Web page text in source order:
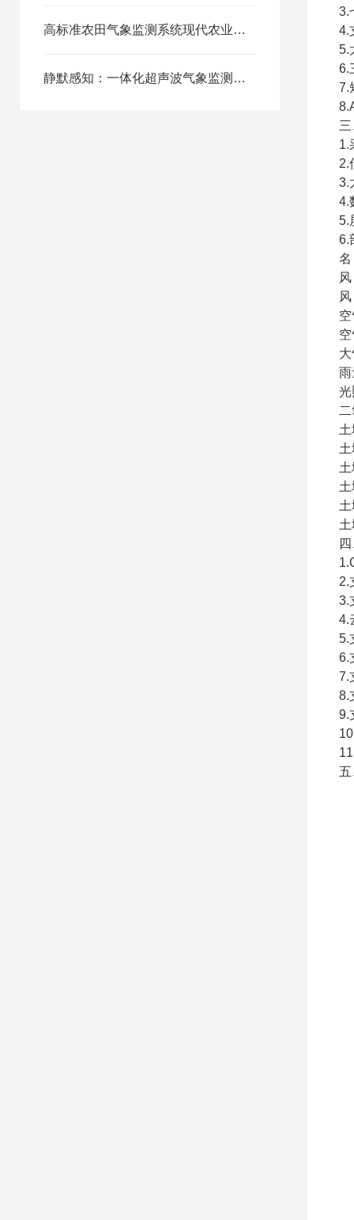
高标准农田气象监测系统现代农业的“智慧天眼”
静默感知：一体化超声波气象监测站的技术进化论
3.
4.
5.
6.
7.
1.
2.
3.
4.
5.
6.
名
雨
光
2.
3.
4.
5.
6.
7.
8.
9.